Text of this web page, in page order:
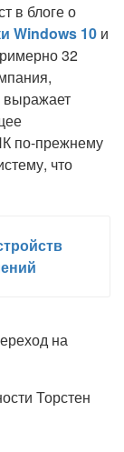
в блоге о
Windows 10 и
32
выражает
по-прежнему
что
на
Торстен